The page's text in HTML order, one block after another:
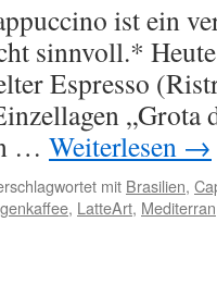
ist ein
sinnvoll.*
Espresso
„Grota
… Weiterlesen →
mit Brasilien,
, LatteArt, Mediterran